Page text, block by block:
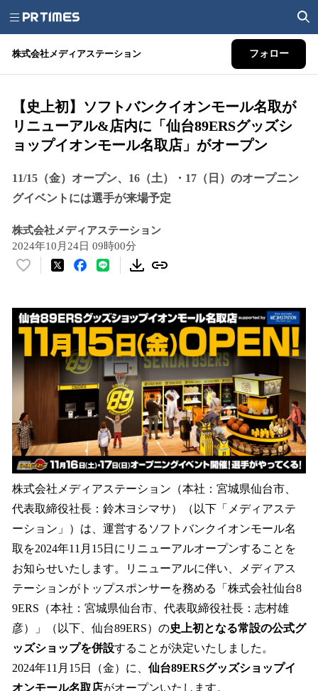
株式会社メディアステーション フォロー
【史上初】ソフトバンクイオンモール名取が
リニューアル&店内に「仙台89ERSグッズシ
ョップイオンモール名取店」がオープン
11/15（金）オープン、16（土）・17（日）のオープニン
グイベントには選手が来場予定
株式会社メディアステーション
2024年10月24日 09時00分
い
！
数
読
み
中
で
す
株式会社メディアステーション（本社：宮城県仙台市、
代表取締役社長：鈴木ヨシマサ）（以下「メディアステ
ーション」）は、運営するソフトバンクイオンモール名
取を2024年11月15日にリニューアルオープンすることを
お知らせいたします。リニューアルに伴い、メディアス
テーションがトップスポンサーを務める「株式会社仙台8
9ERS（本社：宮城県仙台市、代表取締役社長：志村雄
彦）」（以下、仙台89ERS）の史上初となる常設の公式グ
ッズショップを併設することが決定いたしました。
2024年11月15日（金）に、 仙台89ERSグッズショップイ
オンモール名取店がオープンいたします。